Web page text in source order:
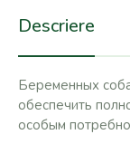
Descriere
Беременных
обеспечить
особым